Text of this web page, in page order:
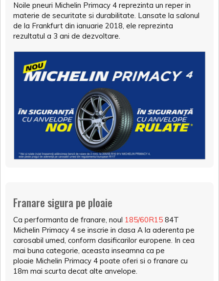
Noile pneuri Michelin Primacy 4 reprezinta un reper in
materie de securitate si durabilitate. Lansate la salonul
de la Frankfurt din ianuarie 2018, ele reprezinta
rezultatul a 3 ani de dezvoltare.
Franare sigura pe ploaie
Ca performanta de franare, noul 185/60R15 84T
Michelin Primacy 4 se inscrie in clasa A la aderenta pe
carosabil umed, conform clasificarilor europene. In cea
mai buna categorie, aceasta inseamna ca pe
ploaie Michelin Primacy 4 poate oferi si o franare cu
18m mai scurta decat alte anvelope.